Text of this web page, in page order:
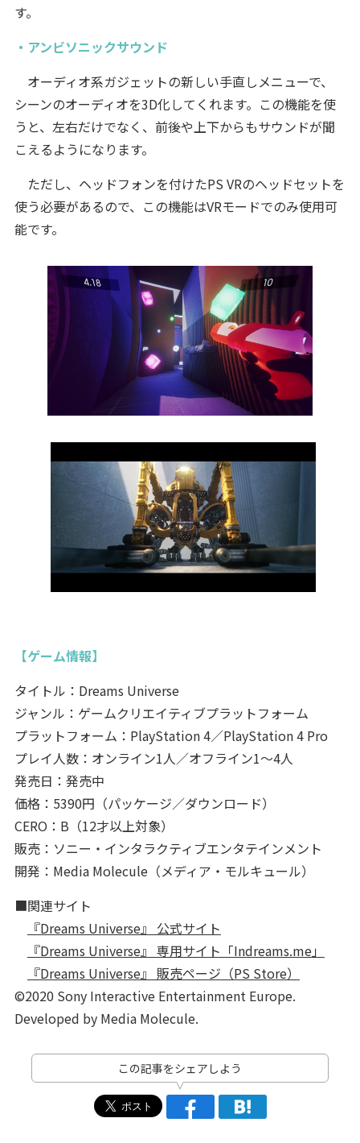
す。
・アンビソニックサウンド
オーディオ系ガジェットの新しい手直しメニューで、
シーンのオーディオを3D化してくれます。この機能を使
うと、左右だけでなく、前後や上下からもサウンドが聞
こえるようになります。
ただし、ヘッドフォンを付けたPS VRのヘッドセットを
使う必要があるので、この機能はVRモードでのみ使用可
能です。
【ゲーム情報】
タイトル：Dreams Universe
ジャンル：ゲームクリエイティブプラットフォーム
プラットフォーム：PlayStation 4／PlayStation 4 Pro
プレイ人数：オンライン1人／オフライン1～4人
発売日：発売中
価格：5390円（パッケージ／ダウンロード）
CERO：B（12才以上対象）
販売：ソニー・インタラクティブエンタテインメント
開発：Media Molecule（メディア・モルキュール）
■関連サイト
『Dreams Universe』 公式サイト
『Dreams Universe』 専用サイト「Indreams.me」
『Dreams Universe』 販売ページ（PS Store）
©2020 Sony Interactive Entertainment Europe.
Developed by Media Molecule.
この記事をシェアしよう